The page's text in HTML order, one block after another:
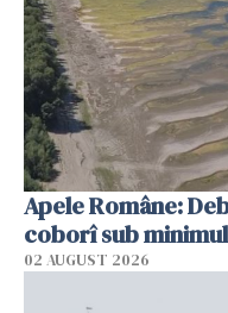
Apele Române:
coborî sub
02 AUGUST 2026